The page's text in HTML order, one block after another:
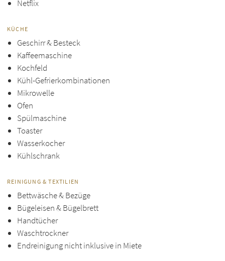
Netflix
KÜCHE
Geschirr & Besteck
Kaffeemaschine
Kochfeld
Kühl-Gefrierkombinationen
Mikrowelle
Ofen
Spülmaschine
Toaster
Wasserkocher
Kühlschrank
REINIGUNG & TEXTILIEN
Bettwäsche & Bezüge
Bügeleisen & Bügelbrett
Handtücher
Waschtrockner
Endreinigung nicht inklusive in Miete